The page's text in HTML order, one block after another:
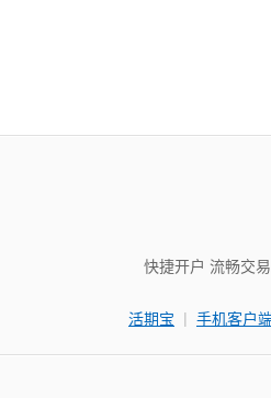
快捷开户 流畅交易
活期宝 | 手机客户